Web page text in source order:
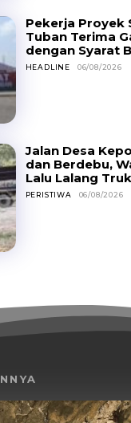
Pekerja Proyek
Tuban Terima
dengan Syarat
HEADLINE 06/08/2026
Jalan Desa
dan Berdebu,
Lalu Lalang
PERISTIWA 06/08/2026